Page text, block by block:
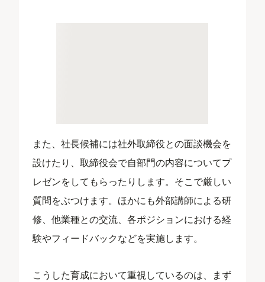
また、社長候補には社外取締役との面談機会を
設けたり、取締役会で自部門の内容についてプ
レゼンをしてもらったりします。そこで厳しい
質問をぶつけます。ほかにも外部講師による研
修、他業種との交流、各ポジションにおける経
験やフィードバックなどを実施します。
こうした育成において重視しているのは、まず